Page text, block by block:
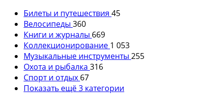
Билеты и путешествия 45
Велосипеды 360
Книги и журналы 669
Коллекционирование 1 053
Музыкальные инструменты 255
Охота и рыбалка 316
Спорт и отдых 67
Показать ещё 3 категории